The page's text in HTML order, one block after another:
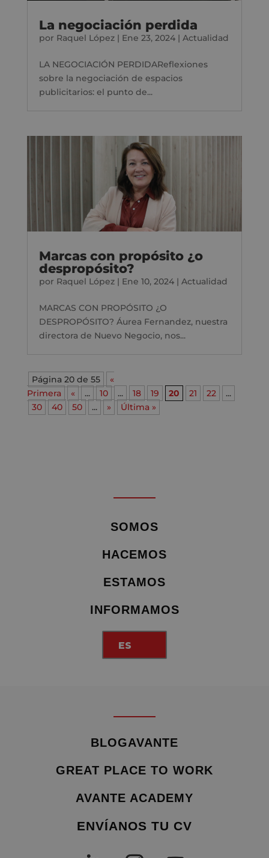
La negociación perdida
por Raquel López| Ene 23, 2024| Actualidad
LA NEGOCIACIÓN PERDIDAReflexiones
sobre la negociación de espacios
publicitarios: el punto de...
Marcas con propósito ¿o
despropósito?
por Raquel López| Ene 10, 2024| Actualidad
MARCAS CON PROPÓSITO ¿O
DESPROPÓSITO? Áurea Fernandez, nuestra
directora de Nuevo Negocio, nos...
Página 20 de 55
«
Primera
« ... 10 ... 18 19 20 21 22
...
30
40 50 ... » Última »
SOMOS
HACEMOS
ESTAMOS
INFORMAMOS
ES
BLOGAVANTE
GREAT PLACE TO WORK
AVANTE ACADEMY
ENVÍANOS TU CV